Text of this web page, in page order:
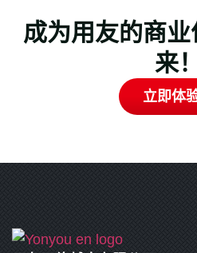
成为用友的商
来！
立即体